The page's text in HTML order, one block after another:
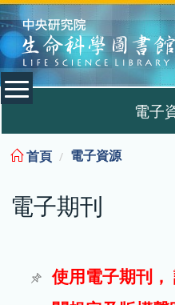
:::
電子
電子
首頁 電子資源
電子期刊
使用電子期刊